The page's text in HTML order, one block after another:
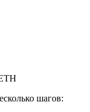
шагов: